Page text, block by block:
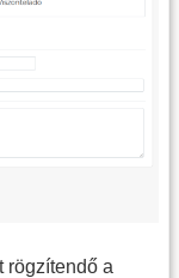
rögzítendő a